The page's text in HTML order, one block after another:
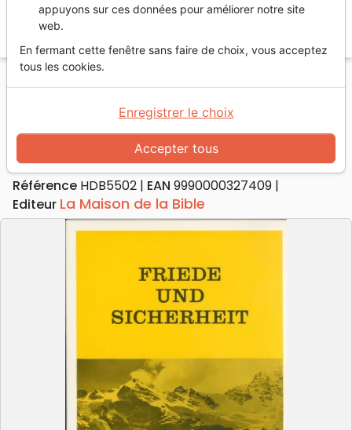
Accueil Livres
Evangelisation
Livres d'évangélisation
Friede und Sicherheit
Friede und Sicherheit
Auteur :Hugh E. Alexander
Référence HDB5502 EAN 9990000327409
Editeur La Maison de la Bible
appuyons sur ces données pour améliorer notre site
web.
En fermant cette fenêtre sans faire de choix, vous acceptez
tous les cookies.
Accepter tous
Enregistrer le choix